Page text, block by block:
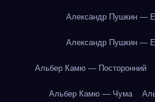
Александр Пушкин —
Александр Пушкин —
Альбер Камю — Посторонний
Альбер Камю — Чума